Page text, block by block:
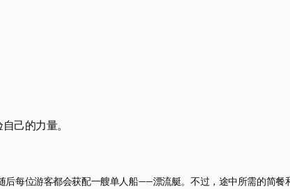
己的力量。
每位游客都会获配一艘单人船——漂流艇。不过，途中所需的简餐